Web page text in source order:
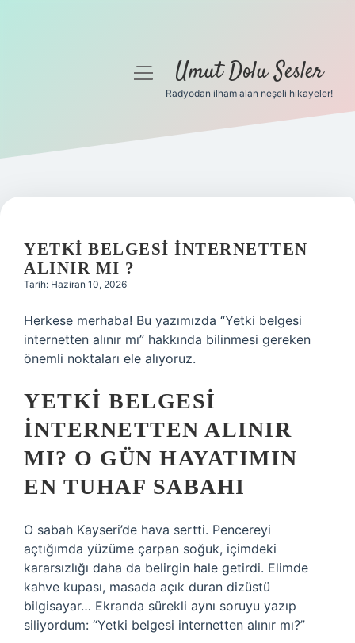
Gizlilik Politikası
Yasal Uyarı
menüyüUmut Dolu Sesler
Radyodan ilham alan neşeli hikayeler!
YETKI BELGESI INTERNETTEN
ALINIR MI ?
Tarih: Haziran 10, 2026
Herkese merhaba! Bu yazımızda “Yetki belgesi
internetten alınır mı” hakkında bilinmesi gereken
önemli noktaları ele alıyoruz.
YETKI BELGESI
INTERNETTEN ALINIR
MI? O GÜN HAYATIMIN
EN TUHAF SABAHI
O sabah Kayseri’de hava sertti. Pencereyi
açtığımda yüzüme çarpan soğuk, içimdeki
kararsızlığı daha da belirgin hale getirdi. Elimde
kahve kupası, masada açık duran dizüstü
bilgisayar… Ekranda sürekli aynı soruyu yazıp
siliyordum: “Yetki belgesi internetten alınır mı?”